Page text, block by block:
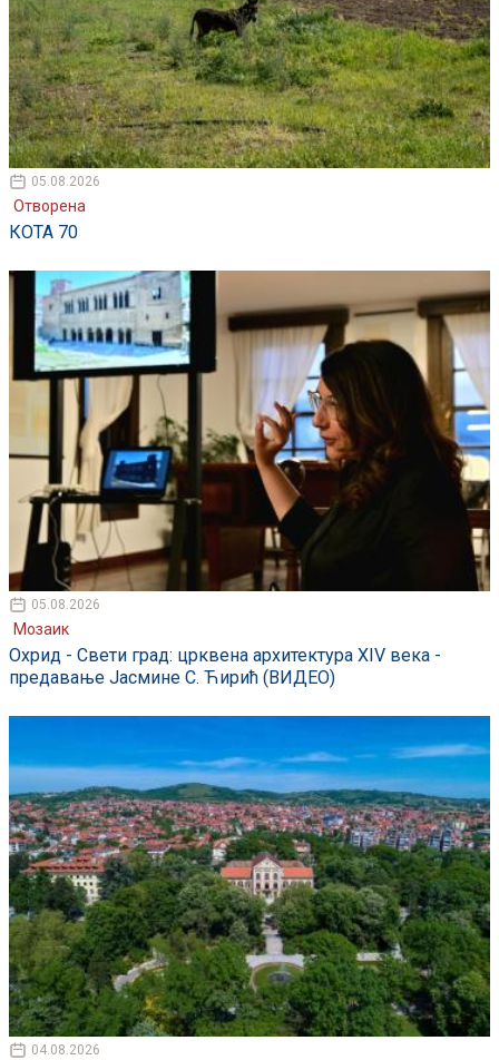
05.08.2026
Отворена
КОТА 70
05.08.2026
Мозаик
Охрид - Свети град: црквена архитектура XIV века -
предавање Јасмине С. Ћирић (ВИДЕО)
04.08.2026